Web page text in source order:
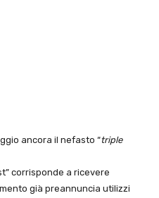
ancora il nefasto “triple
corrisponde a ricevere
già preannuncia utilizzi